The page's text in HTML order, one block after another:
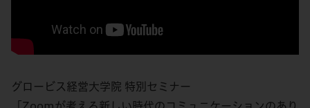
グロービス経営大学院 特別セミナー